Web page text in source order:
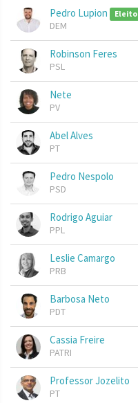
Pedro Lupion Eleito
DEM
Robinson Feres
PSL
Nete
PV
Abel Alves
PT
Pedro Nespolo
PSD
Rodrigo Aguiar
PPL
Leslie Camargo
PRB
Barbosa Neto
PDT
Cassia Freire
PATRI
Professor Jozelito
PT